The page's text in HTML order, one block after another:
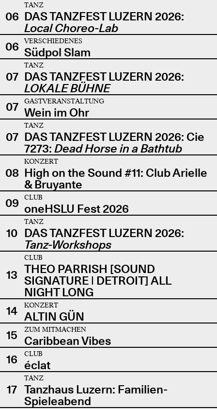
06
TANZ
DAS TANZFEST LUZERN 2026:
Local Choreo-Lab
06
VERSCHIEDENES
Südpol Slam
07
TANZ
DAS TANZFEST LUZERN 2026:
LOKALE BÜHNE
07
GASTVERANSTALTUNG
Wein im Ohr
07
TANZ
DAS TANZFEST LUZERN 2026: Cie
7273: Dead Horse in a Bathtub
08
KONZERT
High on the Sound #11: Club Arielle
& Bruyante
09
CLUB
oneHSLU Fest 2026
10
TANZ
DAS TANZFEST LUZERN 2026:
Tanz-Workshops
13
CLUB
THEO PARRISH [SOUND
SIGNATURE | DETROIT] ALL
NIGHT LONG
14
KONZERT
ALTIN GÜN
15
ZUM MITMACHEN
Caribbean Vibes
16
CLUB
éclat
17
TANZ
Tanzhaus Luzern: Familien-
Spieleabend